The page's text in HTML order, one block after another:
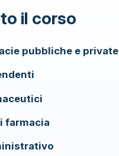
il corso
pubbliche e private
farmacia